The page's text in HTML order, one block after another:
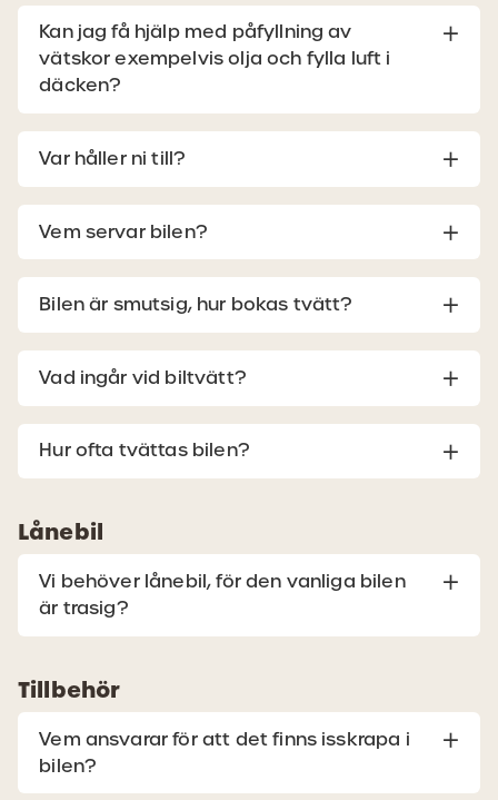
Kan jag få hjälp med påfyllning av
vätskor exempelvis olja och fylla luft i
däcken?
Var håller ni till?
Vem servar bilen?
Bilen är smutsig, hur bokas tvätt?
Vad ingår vid biltvätt?
Hur ofta tvättas bilen?
Lånebil
Vi behöver lånebil, för den vanliga bilen
är trasig?
Tillbehör
Vem ansvarar för att det finns isskrapa i
bilen?